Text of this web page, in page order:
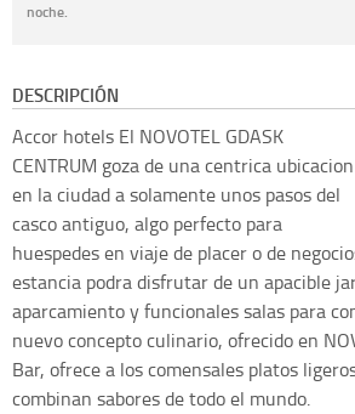
noche.
DESCRIPCIÓN
Accor hotels El NOVOTEL GDASK
CENTRUM goza de una centrica ubicacion
en la ciudad a solamente unos pasos del
casco antiguo, algo perfecto para
huespedes en viaje de placer o de
estancia podra disfrutar de un apacible
aparcamiento y funcionales salas para
nuevo concepto culinario, ofrecido en
Bar, ofrece a los comensales platos
combinan sabores de todo el mundo.